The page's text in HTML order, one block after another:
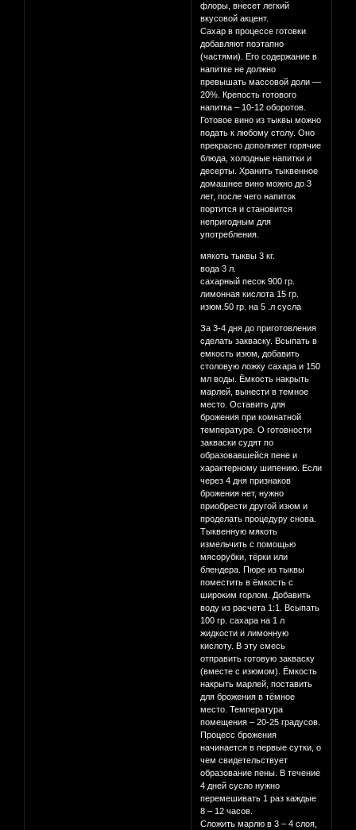
флоры, внесет легкий
вкусовой акцент.
Сахар в процессе готовки
добавляют поэтапно
(частями). Его содержание в
напитке не должно
превышать массовой доли —
20%. Крепость готового
напитка – 10-12 оборотов.
Готовое вино из тыквы можно
подать к любому столу. Оно
прекрасно дополняет горячие
блюда, холодные напитки и
десерты. Хранить тыквенное
домашнее вино можно до 3
лет, после чего напиток
портится и становится
непригодным для
употребления.
мякоть тыквы 3 кг.
вода 3 л.
сахарный песок 900 гр.
лимонная кислота 15 гр.
изюм.50 гр. на 5 .л сусла
За 3-4 дня до приготовления
сделать закваску. Всыпать в
емкость изюм, добавить
столовую ложку сахара и 150
мл воды. Ёмкость накрыть
марлей, вынести в темное
место. Оставить для
брожения при комнатной
температуре. О готовности
закваски судят по
образовавшейся пене и
характерному шипению. Если
через 4 дня признаков
брожения нет, нужно
приобрести другой изюм и
проделать процедуру снова.
Тыквенную мякоть
измельчить с помощью
мясорубки, тёрки или
блендера. Пюре из тыквы
поместить в ёмкость с
широким горлом. Добавить
воду из расчета 1:1. Всыпать
100 гр. сахара на 1 л
жидкости и лимонную
кислоту. В эту смесь
отправить готовую закваску
(вместе с изюмом). Ёмкость
накрыть марлей, поставить
для брожения в тёмное
место. Температура
помещения – 20-25 градусов.
Процесс брожения
начинается в первые сутки, о
чем свидетельствует
образование пены. В течение
4 дней сусло нужно
перемешивать 1 раз каждые
8 – 12 часов.
Сложить марлю в 3 – 4 слоя,